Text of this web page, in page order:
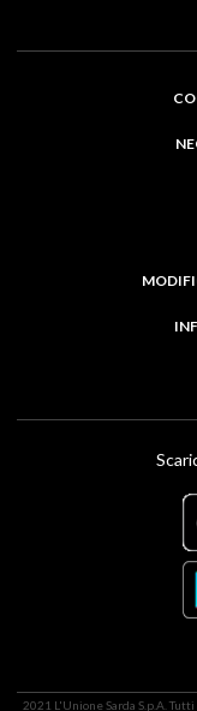
2021 L'Unione Sarda S.p.A.